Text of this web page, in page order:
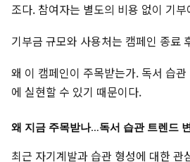
조다. 참여자는 별도의 비용 없이 기
기부금 규모와 사용처는 캠페인 종료
왜 이 캠페인이 주목받는가. 독서 습
에 실현할 수 있기 때문이다.
왜 지금 주목받나…독서 습관 트렌드
최근 자기계발과 습관 형성에 대한 관